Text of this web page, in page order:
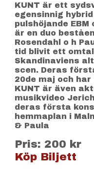
KUNT är ett
egensinnig
pulshöjande
är en duo
Rosendahl o h
tid blivit ett
Skandinaviens
scen. Deras
20de maj och
KUNT är även
musikvideo
deras första
hemmaplan i
& Paula
Pris: 200 kr
Köp Biljett